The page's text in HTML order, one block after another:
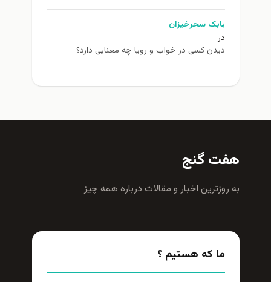
بابک سحرخیزان
در
دیدن کسی در خواب و رویا چه معنایی دارد؟
هفت گنج
به روزترين اخبار و مقالات درباره همه چيز
ما که هستیم ؟